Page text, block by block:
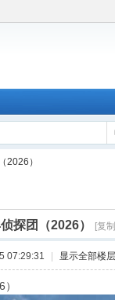
2026）
探团（2026） [复
07:29:31 显示全部楼层